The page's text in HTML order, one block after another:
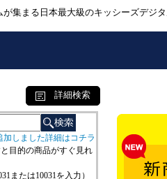
が集まる日本最大級のキッシーズデジ
詳細検索
しました詳細はコチラ
目的の商品がすぐ見れ
または10031を入力）